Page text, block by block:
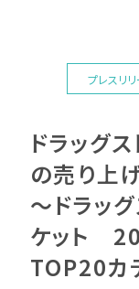
プレスリリ
ドラッグス
の売り上
～ドラッ
ケット
TOP20カ